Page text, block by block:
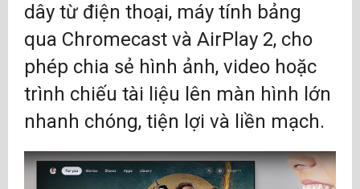
dây từ điện thoại, máy tính bảng
qua Chromecast và AirPlay 2, cho
phép chia sẻ hình ảnh, video hoặc
trình chiếu tài liệu lên màn hình lớn
nhanh chóng, tiện lợi và liền mạch.